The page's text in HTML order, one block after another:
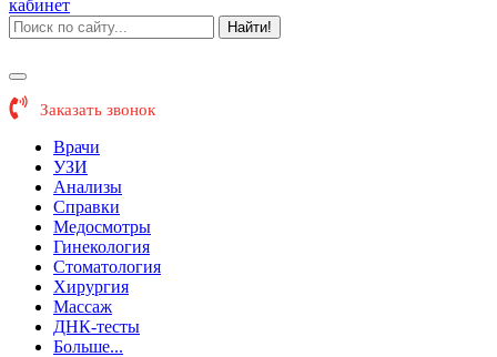
кабинет
Найти!
Заказать звонок
Врачи
УЗИ
Анализы
Справки
Медосмотры
Гинекология
Стоматология
Хирургия
Массаж
ДНК-тесты
Больше...